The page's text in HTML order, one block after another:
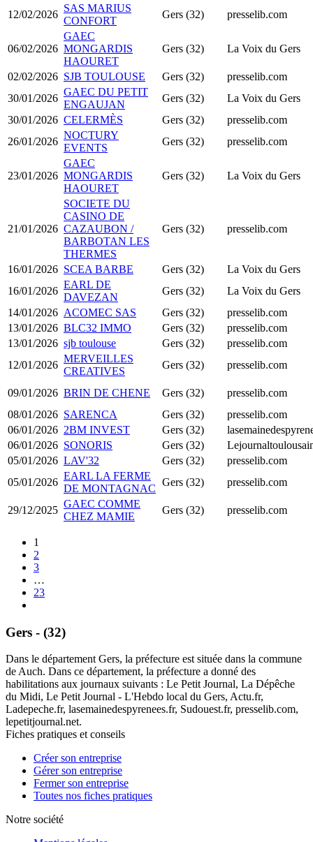
12/02/2026
SAS MARIUS
CONFORT
Gers (32) presselib.com
06/02/2026
GAEC
MONGARDIS
HAOURET
Gers (32) La Voix du Gers
02/02/2026 SJB TOULOUSE Gers (32)
presselib.com
30/01/2026
GAEC DU PETIT
ENGAUJAN
Gers (32)
La Voix du Gers
30/01/2026 CELERMÈS Gers (32)
presselib.com
26/01/2026
NOCTURY
EVENTS
Gers (32) presselib.com
23/01/2026
GAEC
MONGARDIS
HAOURET
Gers (32) La Voix du Gers
21/01/2026
SOCIETE DU
CASINO DE
CAZAUBON /
BARBOTAN LES
THERMES
Gers (32) presselib.com
16/01/2026 SCEA BARBE Gers (32)
La Voix du Gers
16/01/2026
EARL DE
DAVEZAN
Gers (32)
La Voix du Gers
14/01/2026 ACOMEC SAS Gers (32)
presselib.com
13/01/2026 BLC32 IMMO Gers (32)
presselib.com
13/01/2026 sjb toulouse Gers (32)
presselib.com
12/01/2026
MERVEILLES
CREATIVES
Gers (32) presselib.com
09/01/2026 BRIN DE CHENE Gers (32)
presselib.com
08/01/2026 SARENCA Gers (32)
presselib.com
06/01/2026 2BM INVEST Gers (32)
06/01/2026 SONORIS Gers (32)
05/01/2026 LAV'32 Gers (32)
presselib.com
05/01/2026
EARL LA FERME
DE MONTAGNAC
Gers (32) presselib.com
29/12/2025
GAEC COMME
CHEZ MAMIE
Gers (32) presselib.com
1
2
3
…
23
Gers - (32)
Dans le département Gers, la préfecture est située dans la commune
de Auch. Dans ce département, la préfecture a donné des
habilitations aux journaux suivants : Le Petit Journal, La Dépêche
du Midi, Le Petit Journal - L'Hebdo local du Gers, Actu.fr,
Ladepeche.fr, lasemainedespyrenees.fr, Sudouest.fr, presselib.com,
lepetitjournal.net.
Fiches pratiques et conseils
Créer son entreprise
Gérer son entreprise
Fermer son entreprise
Toutes nos fiches pratiques
Notre société